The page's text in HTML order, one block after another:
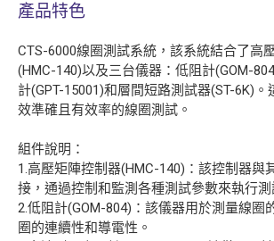
產品特色
CTS-6000線圈測試系統，該系統結合了高
(HMC-140)以及三台儀器：低阻計(GOM-
計(GPT-15001)和層間短路測試器(ST-6K)
效準確且有效率的線圈測試。
組件說明：
1.高壓矩陣控制器(HMC-140)：該控制器與
接，通過控制和監測各種測試參數來執行測
2.低阻計(GOM-804)：該儀器用於測量線圈
圈的連續性和導電性。